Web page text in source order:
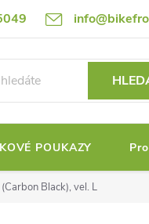
ochrany osobních údajů
POUKAZY
Black), vel. L